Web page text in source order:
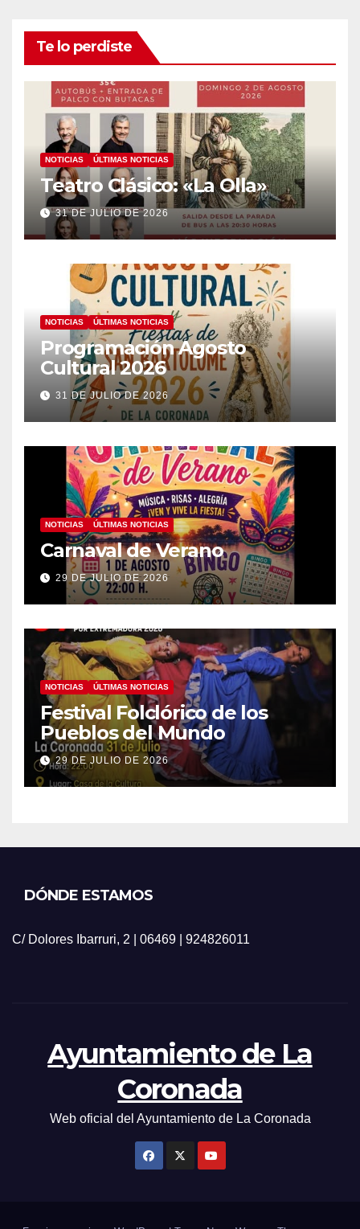
Te lo perdiste
NOTICIAS ÚLTIMAS NOTICIAS
Teatro Clásico: «La Olla»
31 DE JULIO DE 2026
NOTICIAS ÚLTIMAS NOTICIAS
Programación Agosto
Cultural 2026
31 DE JULIO DE 2026
NOTICIAS ÚLTIMAS NOTICIAS
Carnaval de Verano
29 DE JULIO DE 2026
NOTICIAS ÚLTIMAS NOTICIAS
Festival Folclórico de los
Pueblos del Mundo
29 DE JULIO DE 2026
DÓNDE ESTAMOS
C/ Dolores Ibarruri, 2 | 06469 | 924826011
Ayuntamiento de La
Coronada
Web oficial del Ayuntamiento de La Coronada